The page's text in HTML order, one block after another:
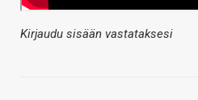
Kirjaudu sisään vastataksesi